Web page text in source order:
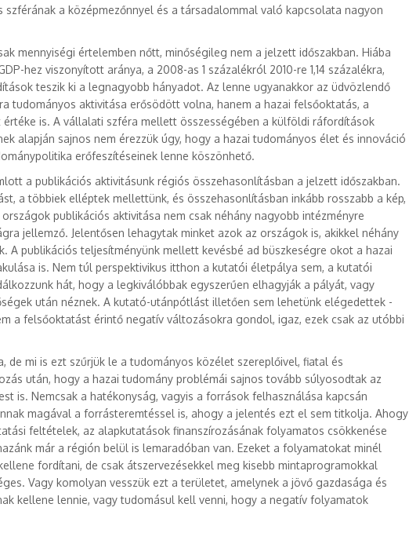
szférának a középmezőnnyel és a társadalommal való kapcsolata nagyon
mennyiségi értelemben nőtt, minőségileg nem a jelzett időszakban. Hiába
hez viszonyított aránya, a 2008-as 1 százalékról 2010-re 1,14 százalékra,
teszik ki a legnagyobb hányadot. Az lenne ugyanakkor az üdvözlendő
tudományos aktivitása erősödött volna, hanem a hazai felsőoktatás, a
is. A vállalati szféra mellett összességében a külföldi ráfordítások
alapján sajnos nem érezzük úgy, hogy a hazai tudományos élet és innováció
erőfeszítéseinek lenne köszönhető.
a publikációs aktivitásunk régiós összehasonlításban a jelzett időszakban.
a többiek elléptek mellettünk, és összehasonlításban inkább rosszabb a kép,
publikációs aktivitása nem csak néhány nagyobb intézményre
jellemző. Jelentősen lehagytak minket azok az országok is, akikkel néhány
A publikációs teljesítményünk mellett kevésbé ad büszkeségre okot a hazai
is. Nem túl perspektivikus itthon a kutatói életpálya sem, a kutatói
hát, hogy a legkiválóbbak egyszerűen elhagyják a pályát, vagy
után néznek. A kutató-utánpótlást illetően sem lehetünk elégedettek -
a felsőoktatást érintő negatív változásokra gondol, igaz, ezek csak az utóbbi
de mi is ezt szűrjük le a tudományos közélet szereplőivel, fiatal és
után, hogy a hazai tudomány problémái sajnos tovább súlyosodtak az
is. Nemcsak a hatékonyság, vagyis a források felhasználása kapcsán
magával a forrásteremtéssel is, ahogy a jelentés ezt el sem titkolja. Ahogy
feltételek, az alapkutatások finanszírozásának folyamatos csökkenése
már a régión belül is lemaradóban van. Ezeket a folyamatokat minél
fordítani, de csak átszervezésekkel meg kisebb mintaprogramokkal
Vagy komolyan vesszük ezt a területet, amelynek a jövő gazdasága és
kellene lennie, vagy tudomásul kell venni, hogy a negatív folyamatok